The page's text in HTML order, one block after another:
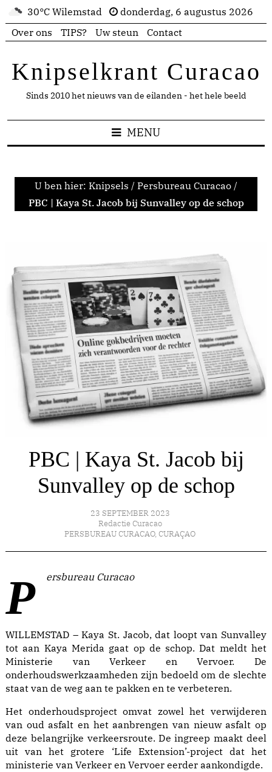
30°C Wilemstad
donderdag, 6 augustus 2026
Over ons
TIPS? Uw steun Contact
Knipselkrant Curacao
Sinds 2010 het nieuws van de eilanden - het hele beeld
MENU
U ben hier: Knipsels / Persbureau Curacao /
PBC | Kaya St. Jacob bij Sunvalley op de schop
PBC | Kaya St. Jacob bij
Sunvalley op de schop
23 SEPTEMBER 2023
Redactie Curacao
PERSBUREAU CURACAO, CURAÇAO
Persbureau Curacao
WILLEMSTAD – Kaya St. Jacob, dat loopt van Sunvalley
tot aan Kaya Merida gaat op de schop. Dat meldt het
Ministerie van Verkeer en Vervoer. De
onderhoudswerkzaamheden zijn bedoeld om de slechte
staat van de weg aan te pakken en te verbeteren.
Het onderhoudsproject omvat zowel het verwijderen
van oud asfalt en het aanbrengen van nieuw asfalt op
deze belangrijke verkeersroute. De ingreep maakt deel
uit van het grotere ‘Life Extension’-project dat het
ministerie van Verkeer en Vervoer eerder aankondigde.